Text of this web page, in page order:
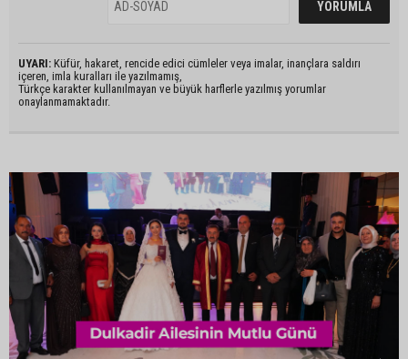
UYARI: Küfür, hakaret, rencide edici cümleler veya imalar, inançlara saldırı
içeren, imla kuralları ile yazılmamış,
Türkçe karakter kullanılmayan ve büyük harflerle yazılmış yorumlar
onaylanmamaktadır.